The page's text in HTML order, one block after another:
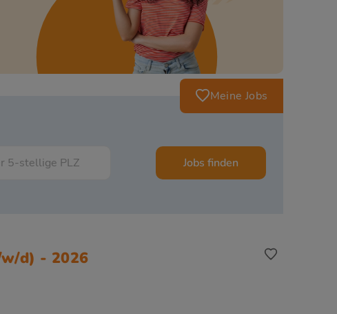
Meine Jobs
Jobs finden
d) - 2026